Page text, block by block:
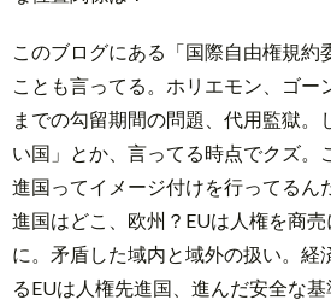
このブログにある「国際自由権規約
ことも言ってる。ホリエモン、ゴー
までの勾留期間の問題、代用監獄。
い国」とか、言ってる時点でクズ。
進国ってイメージ付けを行ってるん
進国はどこ、欧州？EUは人権を商
に。矛盾した域内と域外の扱い。経
るEUは人権先進国、進んだ安全な